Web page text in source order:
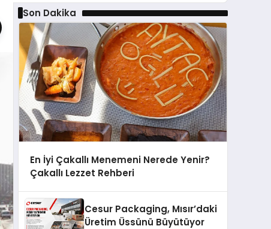
Son Dakika
En İyi Çakallı Menemeni Nerede Yenir?
Çakallı Lezzet Rehberi
Cesur Packaging, Mısır’daki
Üretim Üssünü Büyütüyor